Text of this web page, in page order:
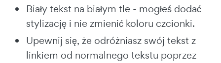
Biały tekst na białym tle - mogłeś dodać
stylizację i nie zmienić koloru czcionki.
Upewnij się, że odróżniasz swój tekst z
linkiem od normalnego tekstu poprzez